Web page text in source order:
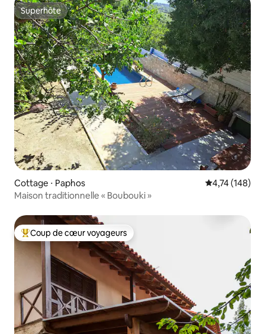
Superhôte
Superhôte
Cottage ⋅ Paphos Évaluation
4,74 (148)
Maison traditionnelle « Boubouki »
Coups de cœur voyageurs les plus appréciés
Coup de cœur voyageurs